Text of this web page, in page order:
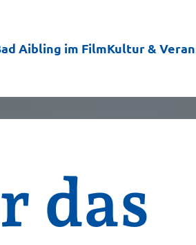
Aibling im FilmKultur &
das